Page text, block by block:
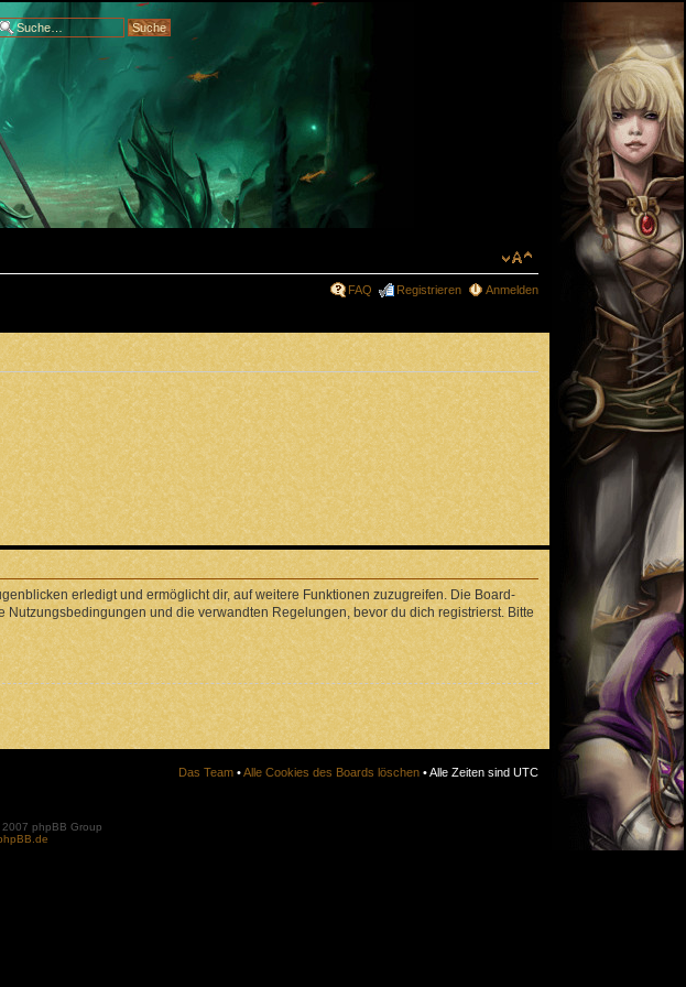
FAQ Registrieren Anmelden
erledigt und ermöglicht dir, auf weitere Funktionen zuzugreifen. Die Board-
und die verwandten Regelungen, bevor du dich registrierst. Bitte
Das Team •Alle Cookies des Boards löschen • Alle Zeiten sind UTC
phpBB Group